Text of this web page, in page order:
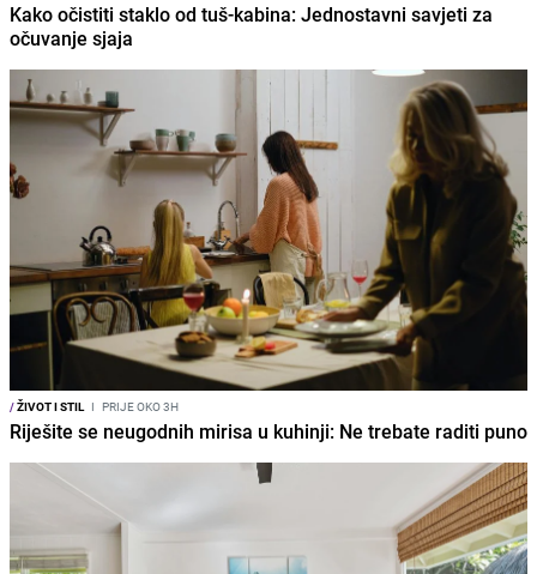
Kako očistiti staklo od tuš-kabina: Jednostavni savjeti za
očuvanje sjaja
/ŽIVOT I STIL I PRIJE OKO 3H
Riješite se neugodnih mirisa u kuhinji: Ne trebate raditi puno